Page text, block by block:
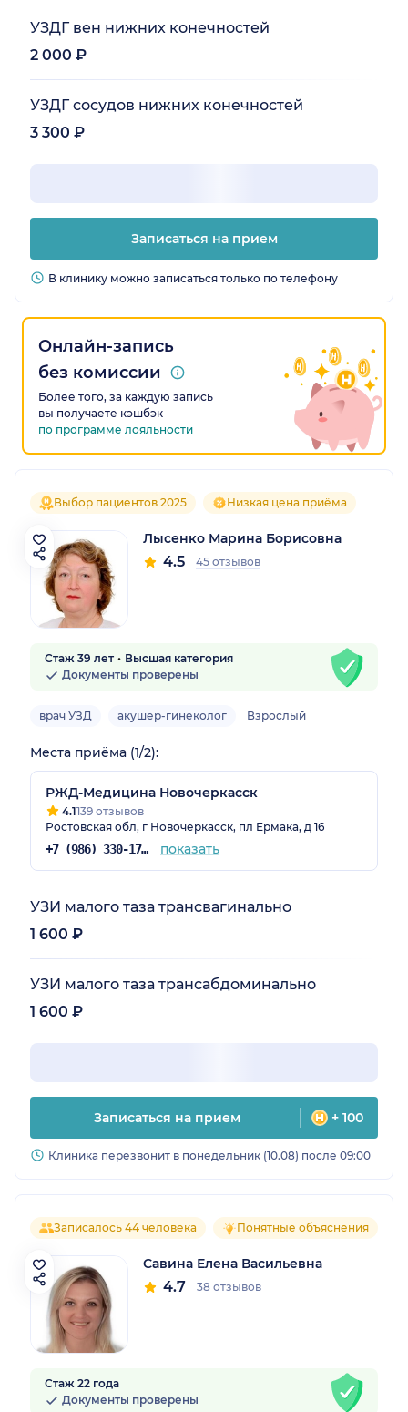
УЗДГ вен нижних конечностей
2 000 ₽
УЗДГ сосудов нижних конечностей
3 300 ₽
Записаться на прием
В клинику можно записаться только по телефону
Онлайн-запись
без комиссии
Более того, за каждую запись
вы получаете кэшбэк
по программе лояльности
Выбор пациентов 2025 Низкая цена приёма
Лысенко Марина Борисовна
4.5 45 отзывов
Стаж 39 лет
Высшая категория
Документы проверены
врач УЗД акушер-гинеколог Взрослый
Места приёма (1/2):
РЖД-Медицина Новочеркасск
4.1139 отзывов
Ростовская обл, г Новочеркасск, пл Ермака, д 16
+7 (986) 330-17-96 показать
УЗИ малого таза трансвагинально
1 600 ₽
УЗИ малого таза трансабдоминально
1 600 ₽
Записаться на прием + 100
Клиника перезвонит в понедельник (10.08) после 09:00
Записалось 44 человека Понятные объяснения
Савина Елена Васильевна
4.7 38 отзывов
Стаж 22 года
Документы проверены